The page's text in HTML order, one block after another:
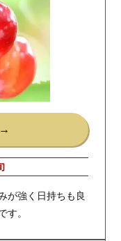
が強く日持ちも良
す。